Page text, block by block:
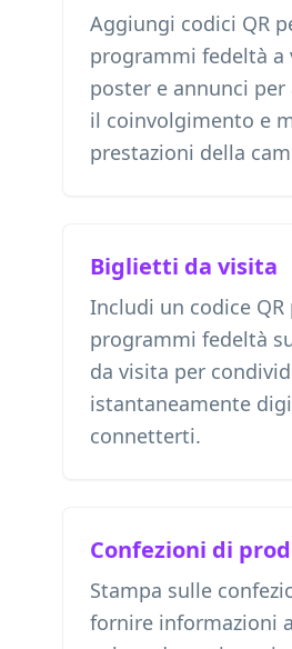
Aggiungi codici QR
programmi fedeltà a
poster e annunci
il coinvolgimento e
prestazioni della
Biglietti da visita
Includi un codice QR
programmi fedeltà
da visita per
istantaneamente
connetterti.
Confezioni di
Stampa sulle
fornire informazioni